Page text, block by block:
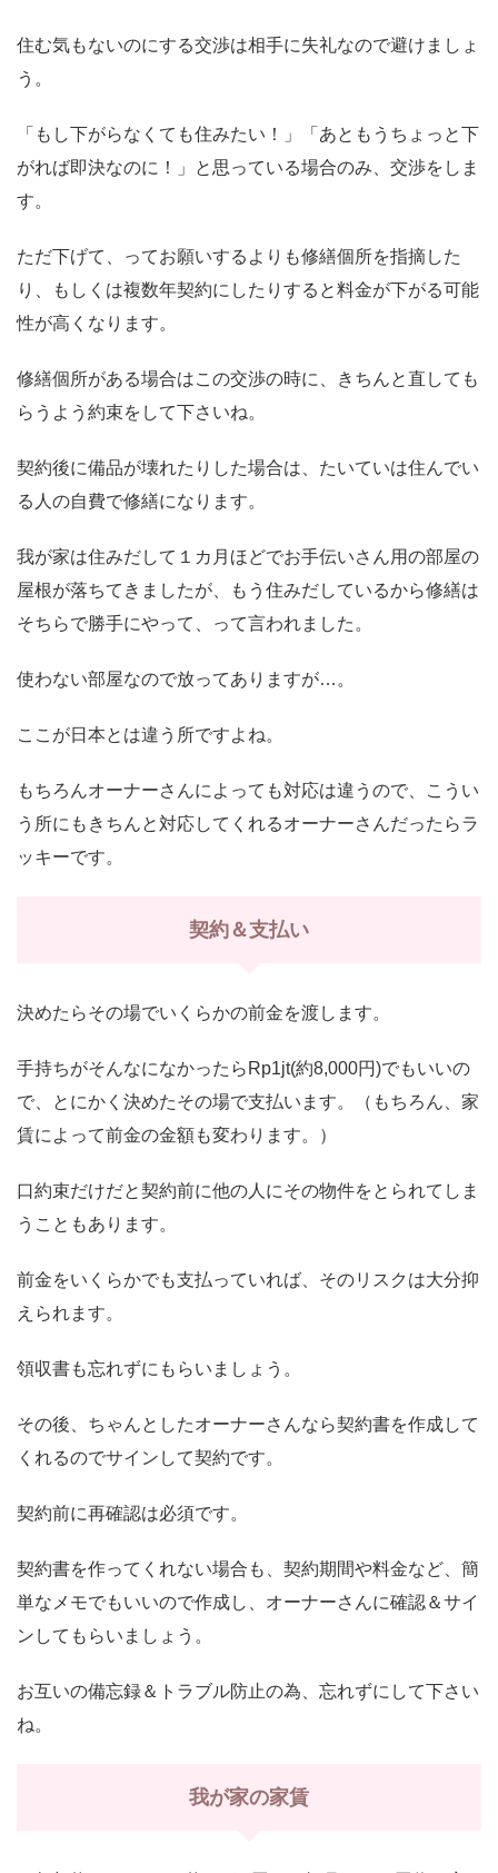
住む気もないのにする交渉は相手に失礼なので避けましょ
う。
「もし下がらなくても住みたい！」「あともうちょっと下
がれば即決なのに！」と思っている場合のみ、交渉をしま
す。
ただ下げて、ってお願いするよりも修繕個所を指摘した
り、もしくは複数年契約にしたりすると料金が下がる可能
性が高くなります。
修繕個所がある場合はこの交渉の時に、きちんと直しても
らうよう約束をして下さいね。
契約後に備品が壊れたりした場合は、たいていは住んでい
る人の自費で修繕になります。
我が家は住みだして１カ月ほどでお手伝いさん用の部屋の
屋根が落ちてきましたが、もう住みだしているから修繕は
そちらで勝手にやって、って言われました。
使わない部屋なので放ってありますが…。
ここが日本とは違う所ですよね。
もちろんオーナーさんによっても対応は違うので、こうい
う所にもきちんと対応してくれるオーナーさんだったらラ
ッキーです。
契約＆支払い
決めたらその場でいくらかの前金を渡します。
手持ちがそんなになかったらRp1jt(約8,000円)でもいいの
で、とにかく決めたその場で支払います。（もちろん、家
賃によって前金の金額も変わります。）
口約束だけだと契約前に他の人にその物件をとられてしま
うこともあります。
前金をいくらかでも支払っていれば、そのリスクは大分抑
えられます。
領収書も忘れずにもらいましょう。
その後、ちゃんとしたオーナーさんなら契約書を作成して
くれるのでサインして契約です。
契約前に再確認は必須です。
契約書を作ってくれない場合も、契約期間や料金など、簡
単なメモでもいいので作成し、オーナーさんに確認＆サイ
ンしてもらいましょう。
お互いの備忘録＆トラブル防止の為、忘れずにして下さい
ね。
我が家の家賃